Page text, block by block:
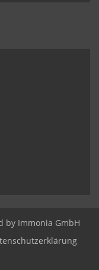
by Immonia GmbH